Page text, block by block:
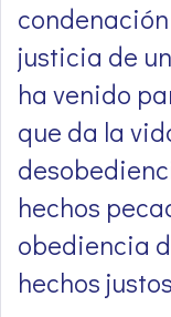
justicia de
ha venido
que da la
hechos
obediencia
hechos